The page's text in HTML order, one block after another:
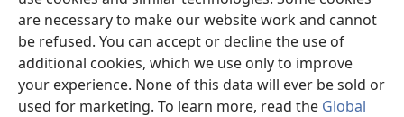
are necessary to make our website work and cannot
be refused. You can accept or decline the use of
additional cookies, which we use only to improve
your experience. None of this data will ever be sold or
used for marketing. To learn more, read the Global
valencià
Ho sentim, en este moment la pàgina que busques
no està disponible.